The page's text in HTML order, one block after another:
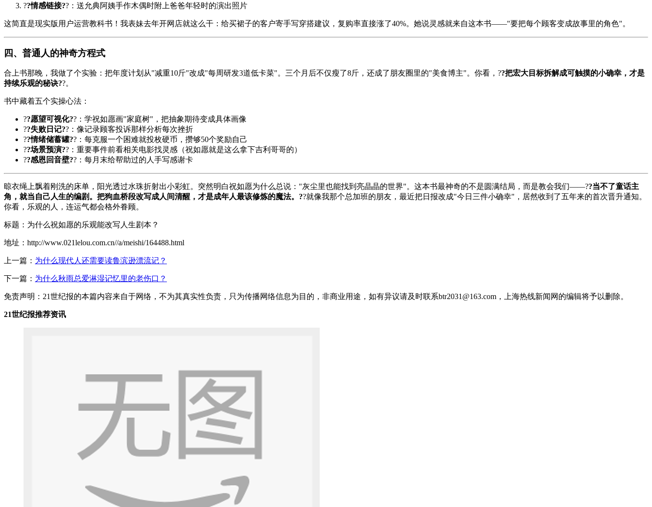
??情感链接??：送允典阿姨手作木偶时附上爸爸年轻时的演出照片
这简直是现实版用户运营教科书！我表妹去年开网店就这么干：给买裙子的客户寄手写穿搭建议，复购率直接涨了40%。她说灵感就来自这本书——"要把每个顾客变成故事里的角色"。
四、普通人的神奇方程式
合上书那晚，我做了个实验：把年度计划从"减重10斤"改成"每周研发3道低卡菜"。三个月后不仅瘦了8斤，还成了朋友圈里的"美食博主"。你看，??把宏大目标拆解成可触摸的小确幸，才是
持续乐观的秘诀??。
书中藏着五个实操心法：
??愿望可视化??：学祝如愿画"家庭树"，把抽象期待变成具体画像
??失败日记??：像记录顾客投诉那样分析每次挫折
??情绪储蓄罐??：每克服一个困难就投枚硬币，攒够50个奖励自己
??场景预演??：重要事件前看相关电影找灵感（祝如愿就是这么拿下吉利哥哥的）
??感恩回音壁??：每月末给帮助过的人手写感谢卡
晾衣绳上飘着刚洗的床单，阳光透过水珠折射出小彩虹。突然明白祝如愿为什么总说："灰尘里也能找到亮晶晶的世界"。这本书最神奇的不是圆满结局，而是教会我们——??当不了童话主
角，就当自己人生的编剧。把狗血桥段改写成人间清醒，才是成年人最该修炼的魔法。??就像我那个总加班的朋友，最近把日报改成"今日三件小确幸"，居然收到了五年来的首次晋升通知。
你看，乐观的人，连运气都会格外眷顾。
标题：为什么祝如愿的乐观能改写人生剧本？
地址：http://www.021lelou.com.cn//a/meishi/164488.html
上一篇： 为什么现代人还需要读鲁滨逊漂流记？
下一篇： 为什么秋雨总爱淋湿记忆里的老伤口？
免责声明：21世纪报的本篇内容来自于网络，不为其真实性负责，只为传播网络信息为目的，非商业用途，如有异议请及时联系btr2031@163.com，上海热线新闻网的编辑将予以删除。
21世纪报推荐资讯